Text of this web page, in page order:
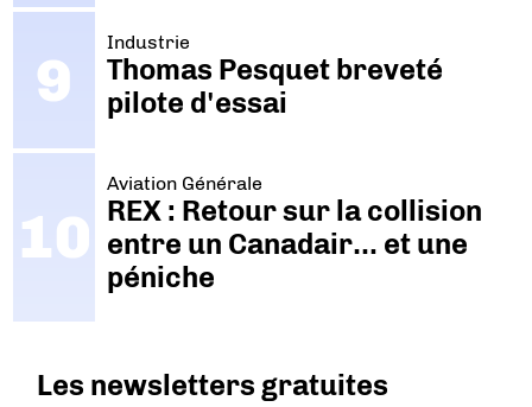
Industrie
Thomas Pesquet breveté
pilote d'essai
Aviation Générale
REX : Retour sur la collision
entre un Canadair… et une
péniche
Les newsletters gratuites